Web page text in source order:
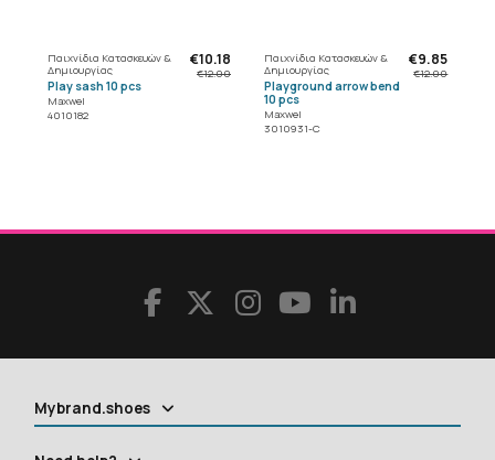
Παιχνίδια Κατασκευών &
Δημιουργίας
Play sash 10 pcs
Maxwel
4010182
€10.18
€12.00
Παιχνίδια Κατασκευών &
Δημιουργίας
Playground arrow bend
10 pcs
Maxwel
3010931-C
€9.85
€12.00
Mybrand.shoes